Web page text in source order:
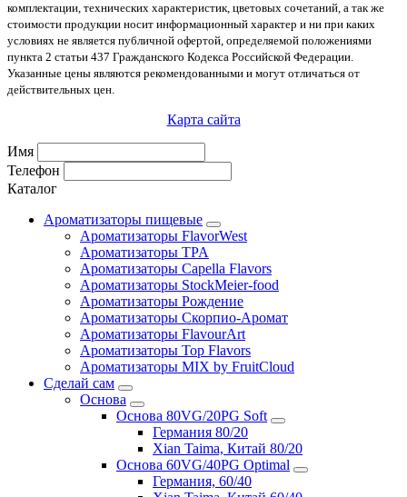
комплектации, технических характеристик, цветовых сочетаний, а так же
стоимости продукции носит информационный характер и ни при каких
условиях не является публичной офертой, определяемой положениями
пункта 2 статьи 437 Гражданского Кодекса Российской Федерации.
Указанные цены являются рекомендованными и могут отличаться от
действительных цен.
Карта сайта
Имя
Телефон
Каталог
Ароматизаторы пищевые
Ароматизаторы FlavorWest
Ароматизаторы TPA
Ароматизаторы Capella Flavors
Ароматизаторы StockMeier-food
Ароматизаторы Рождение
Ароматизаторы Скорпио-Аромат
Ароматизаторы FlavourArt
Ароматизаторы Top Flavors
Ароматизаторы MIX by FruitCloud
Сделай сам
Основа
Основа 80VG/20PG Soft
Германия 80/20
Xian Taima, Китай 80/20
Основа 60VG/40PG Optimal
Германия, 60/40